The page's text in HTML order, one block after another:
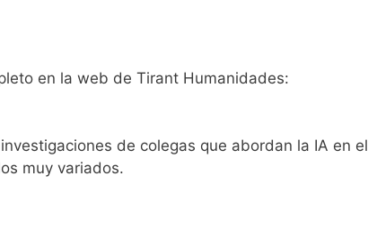
en la web de Tirant Humanidades:
de colegas que abordan la IA en el
muy variados.